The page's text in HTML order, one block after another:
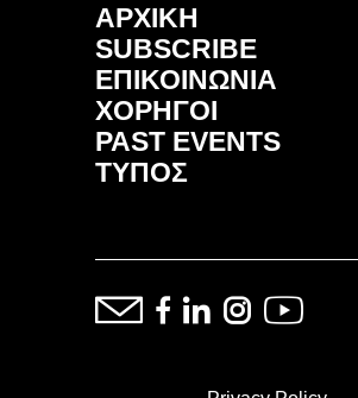
ΑΡΧΙΚΗ
SUBSCRIBE
ΕΠΙΚΟΙΝΩΝΙΑ
ΧΟΡΗΓΟΙ
PAST EVENTS
ΤΥΠΟΣ